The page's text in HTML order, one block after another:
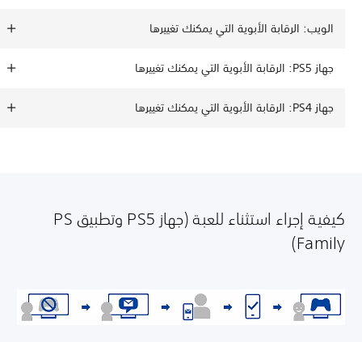
الويب: الرقابة الأبوية التي يمكنك تغييرها
جهاز PS5: الرقابة الأبوية التي يمكنك تغييرها
جهاز PS4: الرقابة الأبوية التي يمكنك تغييرها
كيفية إجراء استثناء للعبة (جهاز PS5 وتطبيق PS
Family)